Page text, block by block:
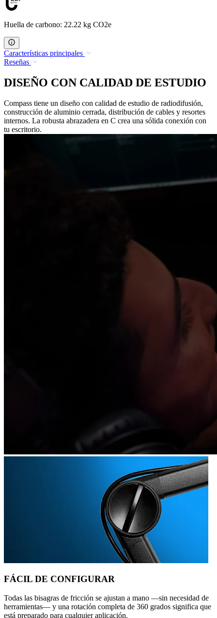
Huella de carbono: 22.22 kg CO2e
Características principales
Reseñas
DISEÑO CON CALIDAD DE ESTUDIO
Compass tiene un diseño con calidad de estudio de radiodifusión,
construcción de aluminio cerrada, distribución de cables y resortes
internos. La robusta abrazadera en C crea una sólida conexión con
tu escritorio.
FÁCIL DE CONFIGURAR
Todas las bisagras de fricción se ajustan a mano —sin necesidad de
herramientas— y una rotación completa de 360 grados significa que
está preparado para cualquier aplicación.